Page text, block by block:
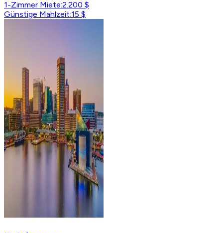
1-Zimmer Miete:2.200 $
Günstige Mahlzeit:15 $